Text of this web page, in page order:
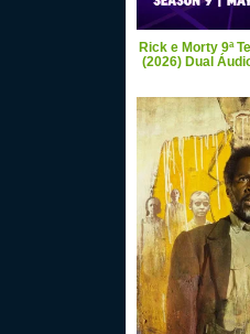
Rick e Morty 9ª
(2026) Dual